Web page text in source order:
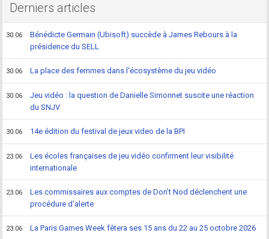
Derniers articles
30.06
Bénédicte Germain (Ubisoft) succède à James Rebours à la
présidence du SELL
30.06 La place des femmes dans l'écosystème du jeu vidéo
30.06
Jeu vidéo : la question de Danielle Simonnet suscite une réaction
du SNJV
30.06 14e édition du festival de jeux video de la BPI
23.06
Les écoles françaises de jeu vidéo confirment leur visibilité
internationale
23.06
Les commissaires aux comptes de Don't Nod déclenchent une
procédure d'alerte
23.06 La Paris Games Week fêtera ses 15 ans du 22 au 25 octobre 2026